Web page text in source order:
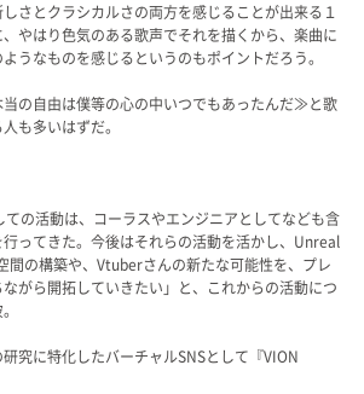
さとクラシカルさの両方を感じることが出来る１
やはり色気のある歌声でそれを描くから、楽曲に
うなものを感じるというのもポイントだろう。
の自由は僕等の心の中いつでもあったんだ≫と歌
も多いはずだ。
ての活動は、コーラスやエンジニアとしてなども含
ってきた。今後はそれらの活動を活かし、Unreal
間の構築や、Vtuberさんの新たな可能性を、プレ
がら開拓していきたい」と、これからの活動につ
究に特化したバーチャルSNSとして『VION